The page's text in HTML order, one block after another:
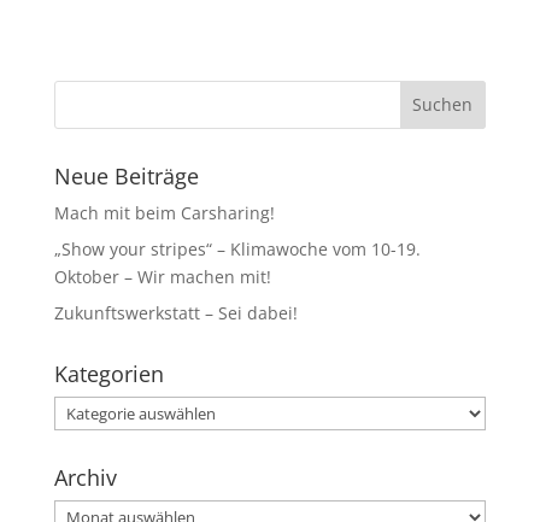
Neue Beiträge
Mach mit beim Carsharing!
„Show your stripes“ – Klimawoche vom 10-19.
Oktober – Wir machen mit!
Zukunftswerkstatt – Sei dabei!
Kategorien
Kategorien
Archiv
Archiv